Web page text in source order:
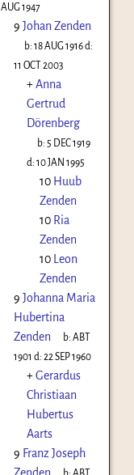
AUG 1947
9 Johan Zenden
b:18 AUG 1916d:
11 OCT 2003
+Anna
Gertrud
Dörenberg
b: 5 DEC 1919
d: 10 JAN 1995
10 Huub
Zenden
10 Ria
Zenden
10 Leon
Zenden
9 Johanna Maria
Hubertina
Zenden
b:ABT
1901 d: 22 SEP 1960
+Gerardus
Christiaan
Hubertus
Aarts
9 Franz Joseph
Zenden